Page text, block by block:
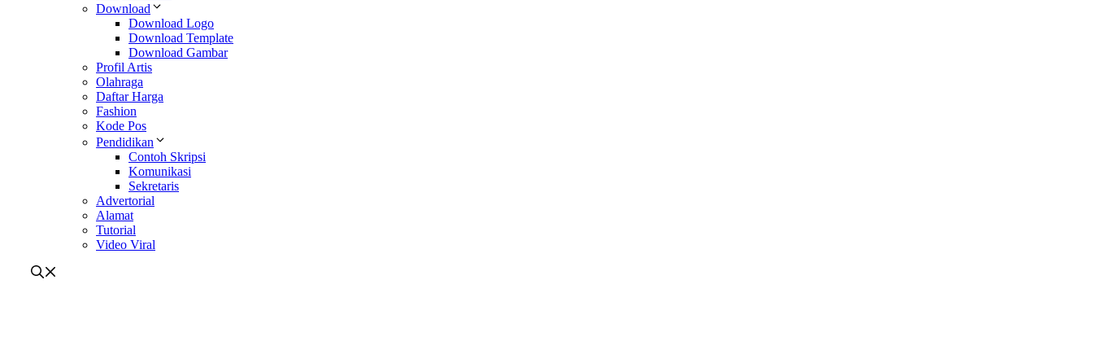
Download
Download Logo
Download Template
Download Gambar
Profil Artis
Olahraga
Daftar Harga
Fashion
Kode Pos
Pendidikan
Contoh Skripsi
Komunikasi
Sekretaris
Advertorial
Alamat
Tutorial
Video Viral